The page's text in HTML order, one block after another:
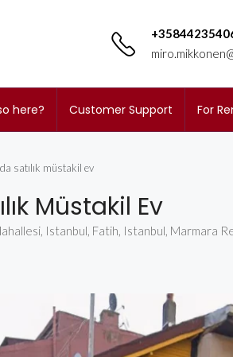
here? Customer Support For
satılık müstakil ev
Müstakil Ev
Istanbul, Fatih, Istanbul, Marmara